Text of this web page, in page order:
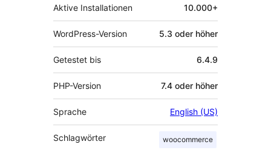
Aktive Installationen 10.000+
WordPress-Version 5.3 oder höher
Getestet bis 6.4.9
PHP-Version 7.4 oder höher
Sprache English (US)
Schlagwörter woocommerce